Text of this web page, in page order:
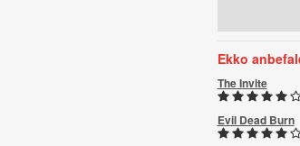
Ekko
The Invite
Evil Dead Burn